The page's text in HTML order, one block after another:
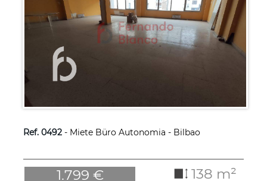
Ref. 0492- Miete Büro Autonomia - Bilbao
1.799 € 138 m²